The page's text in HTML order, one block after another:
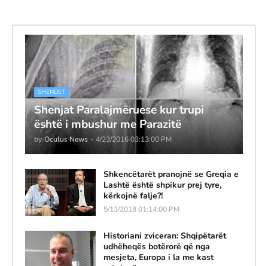
SHENDET
Shenjat Paralajmëruese kur trupi
është i mbushur me Parazitë
by Oculus News - 4/23/2016 03:13:00 PM
Shkencëtarët pranojnë se Greqia e
Lashtë është shpikur prej tyre,
kërkojnë falje?!
5/13/2018 01:14:00 PM
Historiani zviceran: Shqipëtarët
udhëheqës botërorë që nga
mesjeta, Europa i la me kast